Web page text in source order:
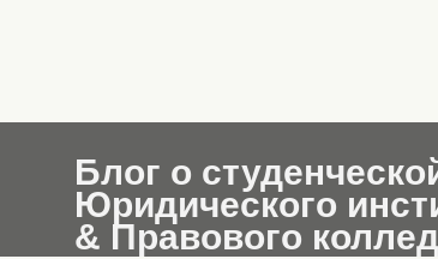
Блог о
Юридического
& Правового